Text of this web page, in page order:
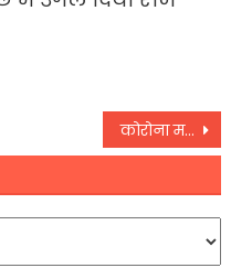
कोरोना महामारी से निपटने के लिए पीएम मोदी ने दिया नया मंत्र